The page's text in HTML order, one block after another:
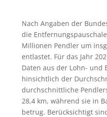
Nach Angaben der
die
Millionen Pendler um
entlastet. Für das Jahr
Daten aus der Lohn- und
hinsichtlich der
durchschnittliche
28,4 km, während sie in
betrug. Berücksichtigt